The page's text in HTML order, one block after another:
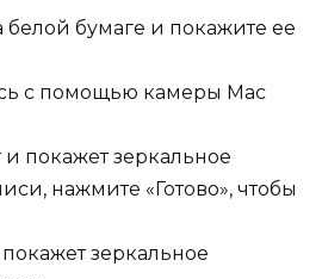
бумаге и покажите ее
и покажет зеркальное
нажмите «Готово», чтобы